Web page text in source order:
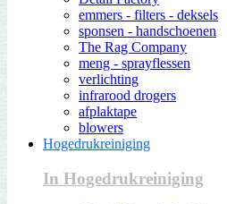
emmers - filters - deksels
sponsen - handschoenen
The Rag Company
meng - sprayflessen
verlichting
infrarood drogers
afplaktape
blowers
Hogedrukreiniging
In Hogedrukreiniging